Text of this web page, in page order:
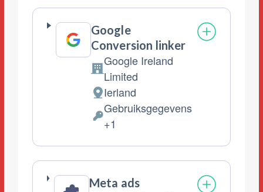
Google
Conversion linker
Bedrijf:
Google Ireland
Limited
Verwerkingslocatie:
Ierland
Verwerkte
Gebruiksgegevens
+1
Meta ads